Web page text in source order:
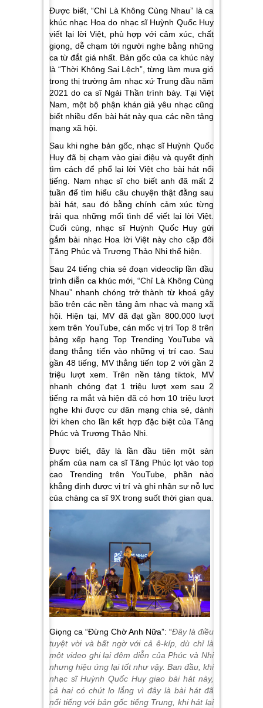
Được biết, “Chỉ Là Không Cùng Nhau” là ca
khúc nhạc Hoa do nhạc sĩ Huỳnh Quốc Huy
viết lại lời Việt, phù hợp với cảm xúc, chất
giọng, dễ chạm tới người nghe bằng những
ca từ đắt giá nhất. Bản gốc của ca khúc này
là “Thời Không Sai Lệch”, từng làm mưa gió
trong thị trường âm nhạc xứ Trung đầu năm
2021 do ca sĩ Ngải Thần trình bày. Tại Việt
Nam, một bộ phận khán giả yêu nhạc cũng
biết nhiều đến bài hát này qua các nền tảng
mạng xã hội.
Sau khi nghe bản gốc, nhạc sĩ Huỳnh Quốc
Huy đã bị chạm vào giai điệu và quyết định
tìm cách để phổ lại lời Việt cho bài hát nổi
tiếng. Nam nhạc sĩ cho biết anh đã mất 2
tuần để tìm hiểu câu chuyện thật đằng sau
bài hát, sau đó bằng chính cảm xúc từng
trải qua những mối tình để viết lại lời Việt.
Cuối cùng, nhạc sĩ Huỳnh Quốc Huy gửi
gắm bài nhạc Hoa lời Việt này cho cặp đôi
Tăng Phúc và Trương Thảo Nhi thể hiện.
Sau 24 tiếng chia sẻ đoạn videoclip lần đầu
trình diễn ca khúc mới, “Chỉ Là Không Cùng
Nhau” nhanh chóng trở thành từ khoá gây
bão trên các nền tảng âm nhạc và mạng xã
hội. Hiện tại, MV đã đạt gần 800.000 lượt
xem trên YouTube, cán mốc vị trí Top 8 trên
bảng xếp hạng Top Trending YouTube và
đang thẳng tiến vào những vị trí cao. Sau
gần 48 tiếng, MV thẳng tiến top 2 với gần 2
triệu lượt xem. Trên nền tảng tiktok, MV
nhanh chóng đạt 1 triệu lượt xem sau 2
tiếng ra mắt và hiện đã có hơn 10 triệu lượt
nghe khi được cư dân mạng chia sẻ, dành
lời khen cho lần kết hợp đặc biệt của Tăng
Phúc và Trương Thảo Nhi.
Được biết, đây là lần đầu tiên một sản
phẩm của nam ca sĩ Tăng Phúc lọt vào top
cao Trending trên YouTube, phần nào
khẳng định được vị trí và ghi nhận sự nỗ lực
của chàng ca sĩ 9X trong suốt thời gian qua.
Giọng ca “Đừng Chờ Anh Nữa”: “Đây là điều
tuyệt vời và bất ngờ với cả ê-kíp, dù chỉ là
một video ghi lại đêm diễn của Phúc và Nhi
nhưng hiệu ứng lại tốt như vậy. Ban đầu, khi
nhạc sĩ Huỳnh Quốc Huy giao bài hát này,
cả hai có chút lo lắng vì đây là bài hát đã
nổi tiếng với bản gốc tiếng Trung, khi hát lại